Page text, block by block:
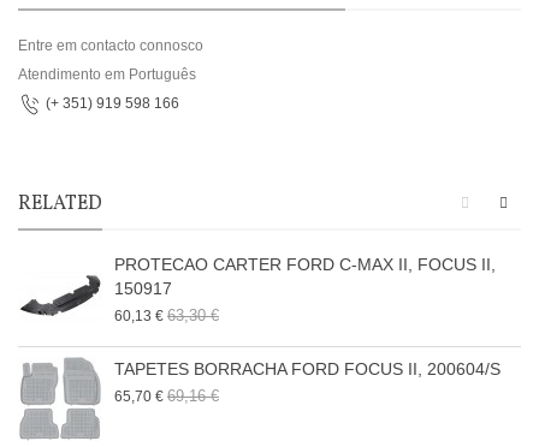
Entre em contacto connosco
Atendimento em Português
(+ 351) 919 598 166
RELATED
PROTECAO CARTER FORD C-MAX II, FOCUS II,
150917
60,13 € 63,30 €
TAPETES BORRACHA FORD FOCUS II, 200604/S
65,70 € 69,16 €